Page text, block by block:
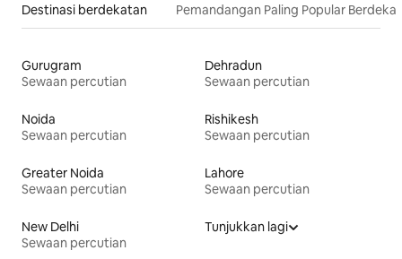
Destinasi berdekatan Pemandangan Paling Popular
Gurugram
Sewaan percutian
Dehradun
Sewaan percutian
Noida
Sewaan percutian
Rishikesh
Sewaan percutian
Greater Noida
Sewaan percutian
Lahore
Sewaan percutian
New Delhi
Sewaan percutian
Tunjukkan lagi